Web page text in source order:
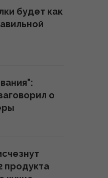
изменила
будет как
о
продукта